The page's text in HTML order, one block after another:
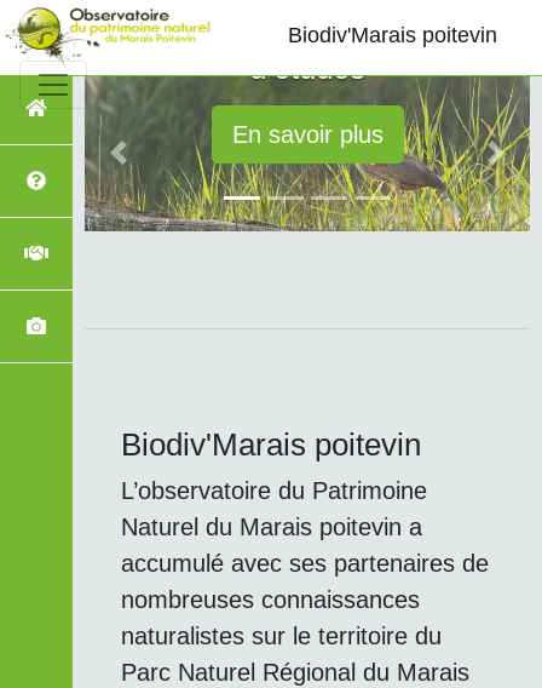
Biodiv'Marais poitevin
d’observations et
d’études
En savoir plus
Previous Next
Biodiv'Marais poitevin
L’observatoire du Patrimoine
Naturel du Marais poitevin a
accumulé avec ses partenaires de
nombreuses connaissances
naturalistes sur le territoire du
Parc Naturel Régional du Marais